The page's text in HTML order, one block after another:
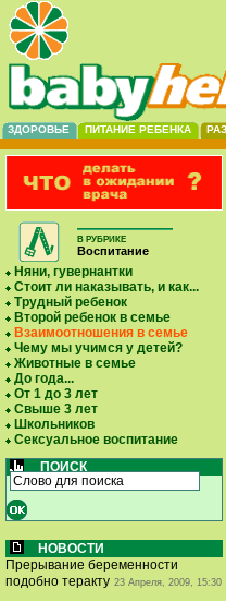
ЗДОРОВЬЕ ПИТАНИЕ РЕБЕНКА
В РУБРИКЕ
Воспитание
Няни, гувернантки
Стоит ли наказывать, и как...
Трудный ребенок
Второй ребенок в семье
Взаимоотношения в семье
Чему мы учимся у детей?
Животные в семье
До года...
От 1 до 3 лет
Свыше 3 лет
Школьников
Сексуальное воспитание
ПОИСК
НОВОСТИ
Прерывание беременности
подобно теракту 23 Апреля, 2009, 15:30